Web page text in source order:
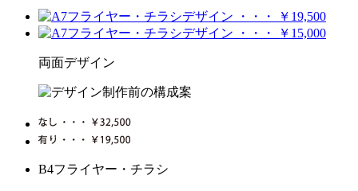
両面デザイン
B4フライヤー・チラシ